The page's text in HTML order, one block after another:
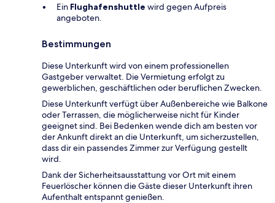
Ein Flughafenshuttle wird gegen Aufpreis
angeboten.
Bestimmungen
Diese Unterkunft wird von einem professionellen
Gastgeber verwaltet. Die Vermietung erfolgt zu
gewerblichen, geschäftlichen oder beruflichen Zwecken.
Diese Unterkunft verfügt über Außenbereiche wie Balkone
oder Terrassen, die möglicherweise nicht für Kinder
geeignet sind. Bei Bedenken wende dich am besten vor
der Ankunft direkt an die Unterkunft, um sicherzustellen,
dass dir ein passendes Zimmer zur Verfügung gestellt
wird.
Dank der Sicherheitsausstattung vor Ort mit einem
Feuerlöscher können die Gäste dieser Unterkunft ihren
Aufenthalt entspannt genießen.